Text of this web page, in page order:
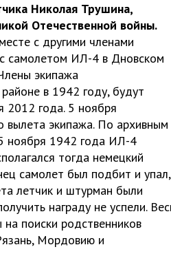
Николая Трушина,
Отечественной войны.
с другими членами
самолетом ИЛ-4 в Дновском
экипажа
в 1942 году, будут
2012 года. 5 ноября
вылета экипажа. По архивным
ноября 1942 года ИЛ-4
тогда немецкий
самолет был подбит и упал,
летчик и штурман были
награду не успели.
поиски родственников
Мордовию и